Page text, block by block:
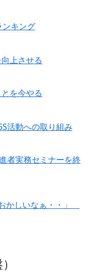
ンキング
上させる
を今やる
活動への取り組み
者実務セミナーを終
かしいなぁ・・」